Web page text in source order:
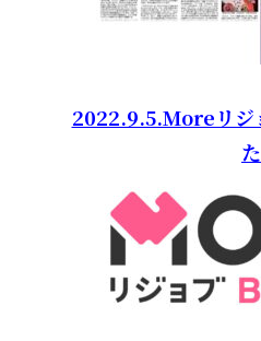
2022.9.5.Moreリジ
た